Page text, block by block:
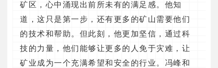
矿区，心中涌现出前所未有的满足感。他知
道，这只是第一步，还有更多的矿山需要他们
的技术和帮助。但此刻，他更加坚信，通过科
技的力量，他们能够让更多的人免于灾难，让
矿业成为一个充满希望和安全的行业。冯峰和